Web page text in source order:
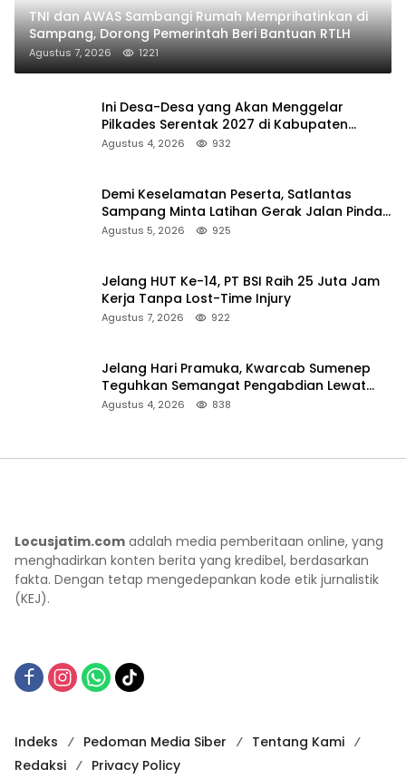
TNI dan AWAS Sambangi Rumah Memprihatinkan di
Sampang, Dorong Pemerintah Beri Bantuan RTLH
Agustus 7, 2026 1221
Ini Desa-Desa yang Akan Menggelar
Pilkades Serentak 2027 di Kabupaten
Sumenep
Agustus 4, 2026 932
Demi Keselamatan Peserta, Satlantas
Sampang Minta Latihan Gerak Jalan Pindah
ke Lokasi Aman
Agustus 5, 2026 925
Jelang HUT Ke-14, PT BSI Raih 25 Juta Jam
Kerja Tanpa Lost-Time Injury
Agustus 7, 2026 922
Jelang Hari Pramuka, Kwarcab Sumenep
Teguhkan Semangat Pengabdian Lewat
Ziarah Pahlawan
Agustus 4, 2026 838
Locusjatim.com adalah media pemberitaan online, yang
menghadirkan konten berita yang kredibel, berdasarkan
fakta. Dengan tetap mengedepankan kode etik jurnalistik
(KEJ).
Indeks Pedoman Media Siber
Tentang Kami
Redaksi
Privacy Policy